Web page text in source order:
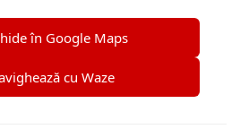
în Google Maps
cu Waze